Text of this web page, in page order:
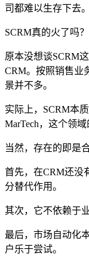
司都难以生存下去。
SCRM真的火了吗？
原本没想谈SCRM
CRM。按照销售业
景并不多。
实际上，SCRM本
MarTech，这个领域
当然，存在的即是
首先，在CRM还没
分替代作用。
其次，它不依赖于
最后，市场自动化
户乐于尝试。